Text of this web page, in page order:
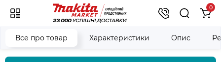
0
Все про товар Характеристики Опис